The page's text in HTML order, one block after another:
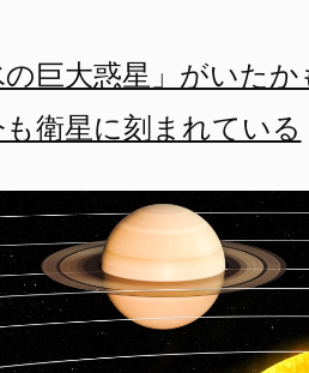
巨大惑星」がいた
衛星に刻まれている